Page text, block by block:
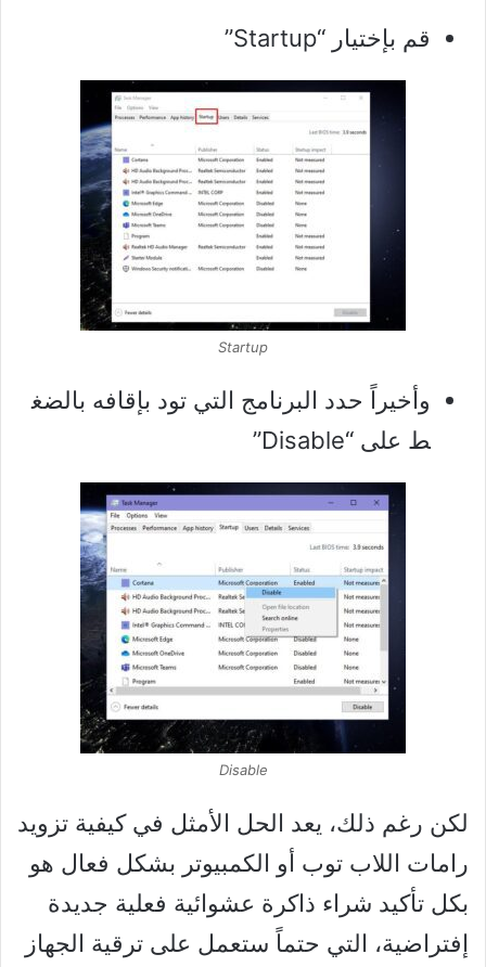
قم بإختيار “Startup”
Startup
وأخيراً حدد البرنامج التي تود بإقافه بالضغ
ط على “Disable”
Disable
لكن رغم ذلك، يعد الحل الأمثل في كيفية تزويد
رامات اللاب توب أو الكمبيوتر بشكل فعال هو
بكل تأكيد شراء ذاكرة عشوائية فعلية جديدة
إفتراضية، التي حتماً ستعمل على ترقية الجهاز